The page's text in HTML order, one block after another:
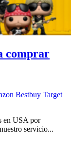
comprar
Bestbuy Target
en USA por
servicio...